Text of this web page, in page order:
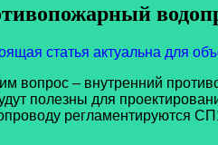
статья актуальна для
– внутренний
полезны для
регламентируются